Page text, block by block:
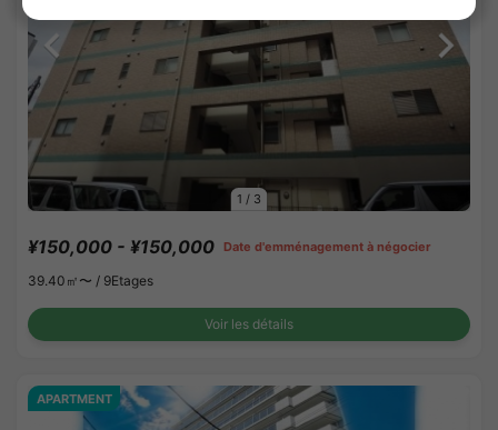
1 / 3
¥150,000 - ¥150,000 Date d'emménagement à négocier
39.40㎡〜 / 9Etages
Voir les détails
APARTMENT